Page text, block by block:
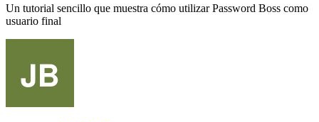
Un tutorial sencillo que muestra cómo utilizar Password Boss como
usuario final